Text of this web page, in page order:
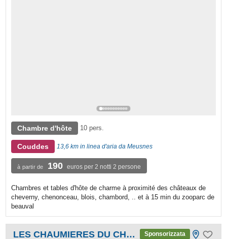
Chambre d'hôte 10 pers.
Couddes 13,6 km in linea d'aria da Meusnes
à partir de 190 euros per 2 notti 2 persone
Chambres et tables d'hôte de charme à proximité des châteaux de
cheverny, chenonceau, blois, chambord, .. et à 15 min du zooparc de
beauval
LES CHAUMIERES DU CHENE Sponsorizzata